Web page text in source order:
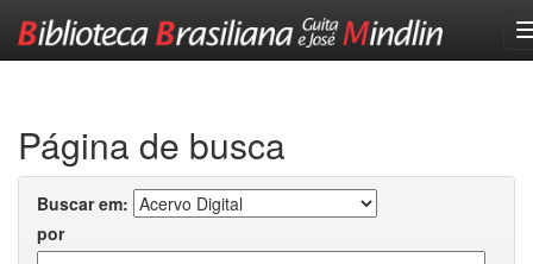
Página de busca
Buscar em:
por